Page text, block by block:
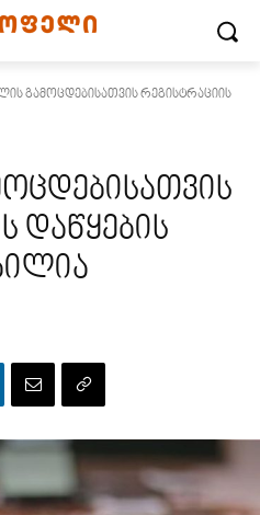
გამოცდებისათვის რეგისტრაციის
დაწყების